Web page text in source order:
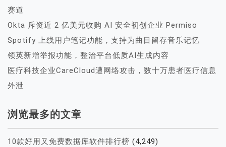
赛道
Okta 斥资近 2 亿美元收购 AI 安全初创企业 Permiso
Spotify 上线用户笔记功能，支持为曲目留存音乐记忆
领英新增举报功能，整治平台低质AI生成内容
医疗科技企业CareCloud遭网络攻击，数十万患者医疗信息
外泄
浏览最多的文章
10款好用又免费数据库软件排行榜 (4,249)